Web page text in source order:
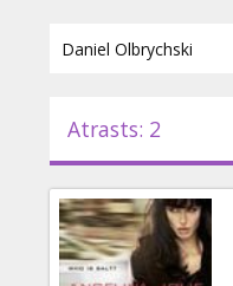
Pasākumi
Ziņas
Atrasts: 2